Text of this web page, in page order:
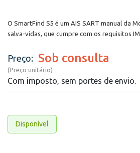
O SmartFind S5 é um AIS SART manual da
salva-vidas, que cumpre com os requisitos
Preço: Sob consulta
(Preço unitário)
Com imposto, sem portes de envio.
Disponível